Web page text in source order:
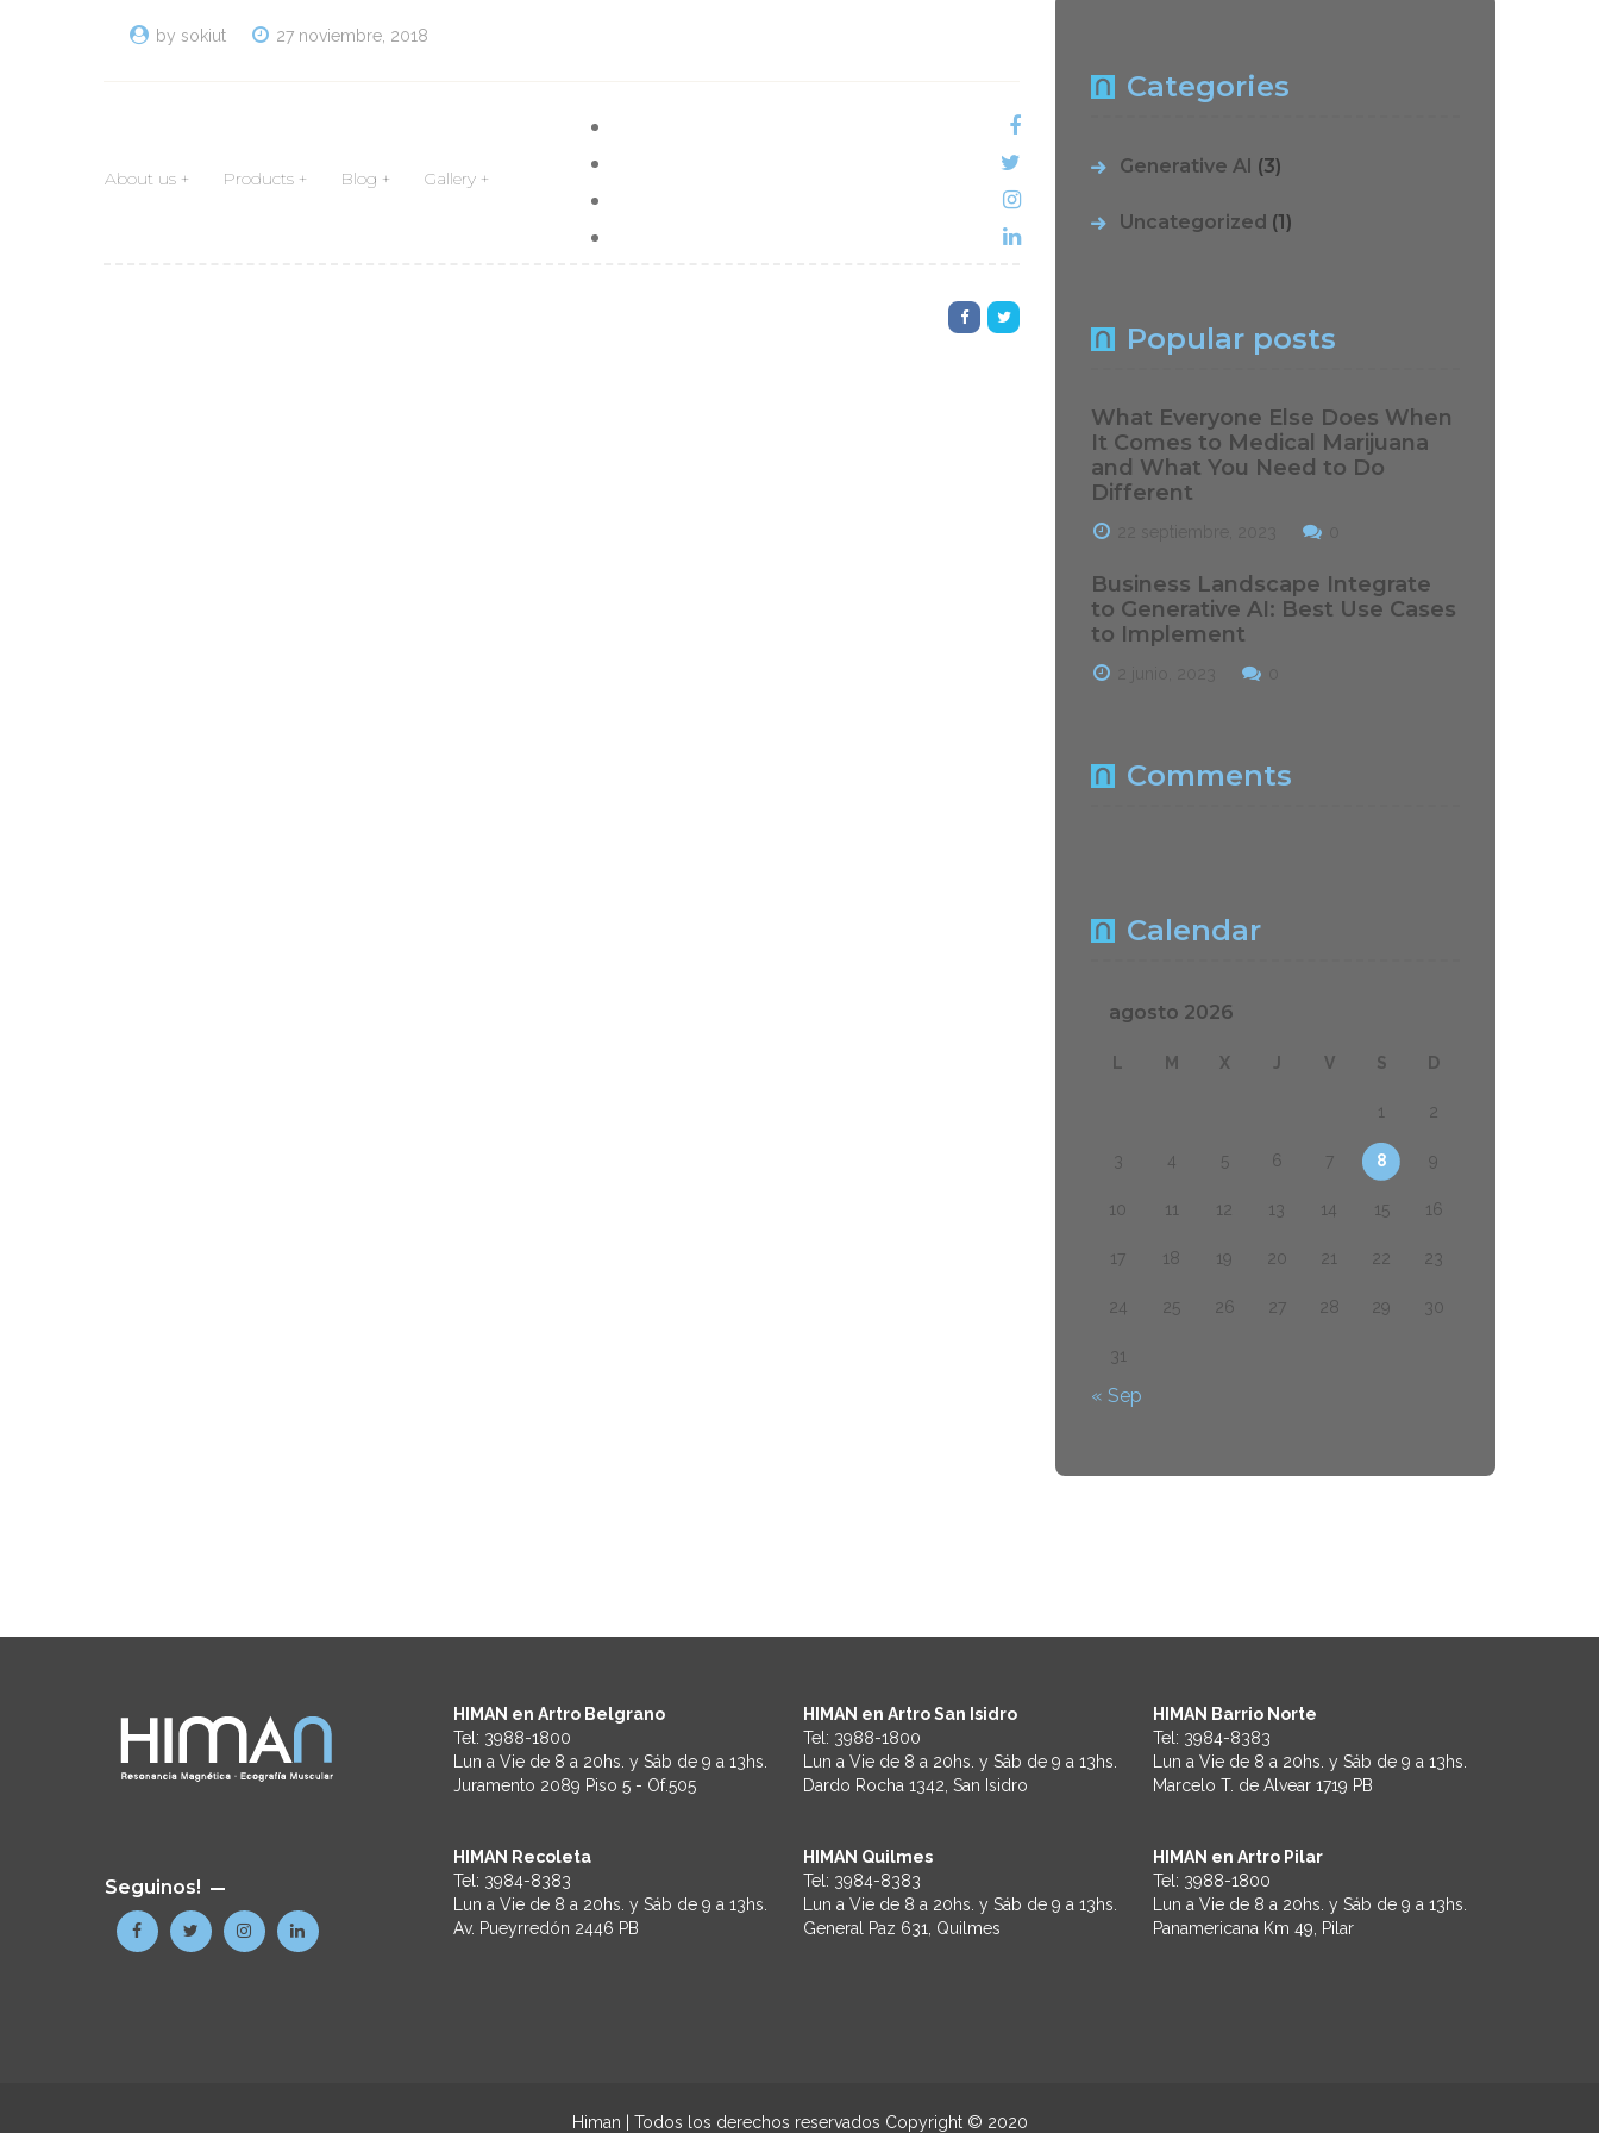
by sokiut 27 noviembre, 2018
About us Products Blog Gallery
Categories
Generative AI (3)
Uncategorized (1)
Popular posts
What Everyone Else Does When
It Comes to Medical Marijuana
and What You Need to Do
Different
Business Landscape Integrate
to Generative AI: Best Use Cases
to Implement
Comments
Calendar
agosto 2026
L M X J V S D
1 2
3 4 5 6 7 8 9
10 11 12 13 14 15 16
17 18 19 20 21 22 23
24 25 26 27 28 29 30
31
« Sep
Seguinos!
HIMAN en Artro Belgrano
Tel: 3988-1800
Lun a Vie de 8 a 20hs. y Sáb de 9 a 13hs.
Juramento 2089 Piso 5 - Of.505
HIMAN Recoleta
Tel: 3984-8383
Lun a Vie de 8 a 20hs. y Sáb de 9 a 13hs.
Av. Pueyrredón 2446 PB
HIMAN en Artro San Isidro
Tel: 3988-1800
Lun a Vie de 8 a 20hs. y Sáb de 9 a 13hs.
Dardo Rocha 1342, San Isidro
HIMAN Quilmes
Tel: 3984-8383
Lun a Vie de 8 a 20hs. y Sáb de 9 a 13hs.
General Paz 631, Quilmes
HIMAN Barrio Norte
Tel: 3984-8383
Lun a Vie de 8 a 20hs. y Sáb de 9 a 13hs.
Marcelo T. de Alvear 1719 PB
HIMAN en Artro Pilar
Tel: 3988-1800
Lun a Vie de 8 a 20hs. y Sáb de 9 a 13hs.
Panamericana Km 49, Pilar
Himan | Todos los derechos reservados Copyright © 2020